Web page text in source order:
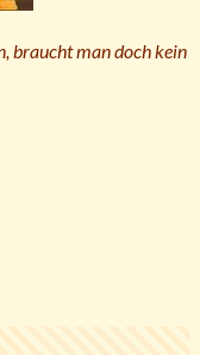
braucht man doch kein